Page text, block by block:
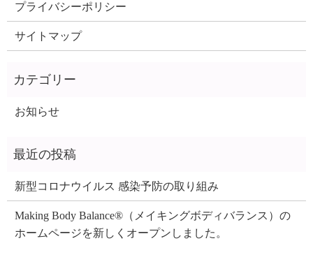
プライバシーポリシー
サイトマップ
お知らせ
新型コロナウイルス 感染予防の取り組み
Making Body Balance®（メイキングボディバランス）の
ホームページを新しくオープンしました。